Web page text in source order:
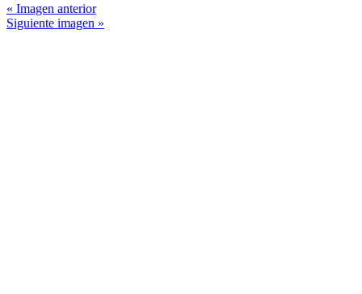
« Imagen anterior
Siguiente imagen »